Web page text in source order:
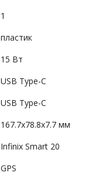
1
пластик
15 Вт
USB Type-C
USB Type-C
167.7x78.8x7.7 мм
Infinix Smart 20
GPS